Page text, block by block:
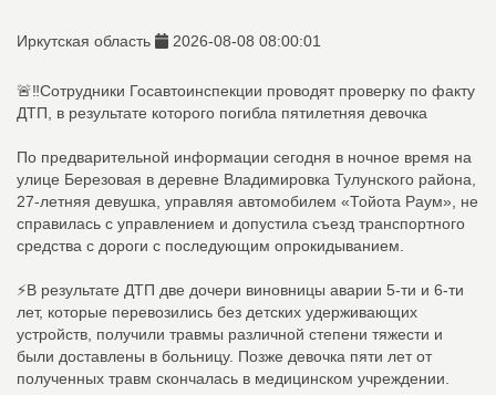
Иркутская область 2026-08-08 08:00:01
🚨‼️Сотрудники Госавтоинспекции проводят проверку по факту
ДТП, в результате которого погибла пятилетняя девочка
По предварительной информации сегодня в ночное время на
улице Березовая в деревне Владимировка Тулунского района,
27-летняя девушка, управляя автомобилем «Тойота Раум», не
справилась с управлением и допустила съезд транспортного
средства с дороги с последующим опрокидыванием.
⚡️В результате ДТП две дочери виновницы аварии 5-ти и 6-ти
лет, которые перевозились без детских удерживающих
устройств, получили травмы различной степени тяжести и
были доставлены в больницу. Позже девочка пяти лет от
полученных травм скончалась в медицинском учреждении.